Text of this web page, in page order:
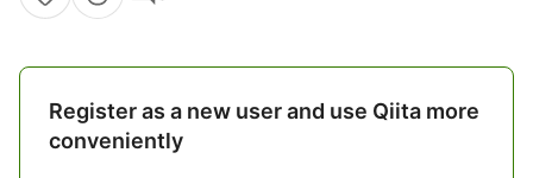
Register as a new user and use Qiita more
conveniently